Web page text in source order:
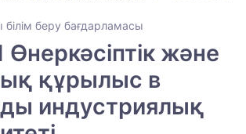
беру бағдарламасы
және
құрылыс в
индустриялық